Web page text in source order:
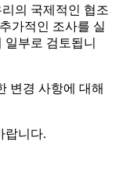
의 국제적인 협조
가적인 조사를 실
부로 검토됩니
변경 사항에 대해
랍니다.